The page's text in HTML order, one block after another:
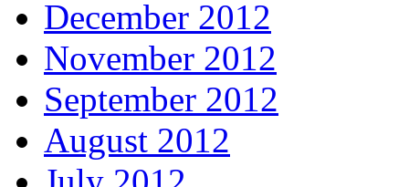
December 2012
November 2012
September 2012
August 2012